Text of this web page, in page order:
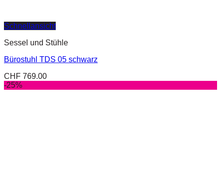
Schnellansicht
Sessel und Stühle
Bürostuhl TDS 05 schwarz
CHF 769.00
-25%